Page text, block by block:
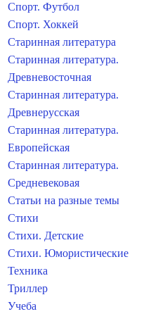
Спорт. Футбол
Спорт. Хоккей
Старинная литература
Старинная литература.
Древневосточная
Старинная литература.
Древнерусская
Старинная литература.
Европейская
Старинная литература.
Средневековая
Статьи на разные темы
Стихи
Стихи. Детские
Стихи. Юмористические
Техника
Триллер
Учеба